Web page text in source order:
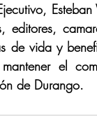
editores,
de vida y
el
de Durango.